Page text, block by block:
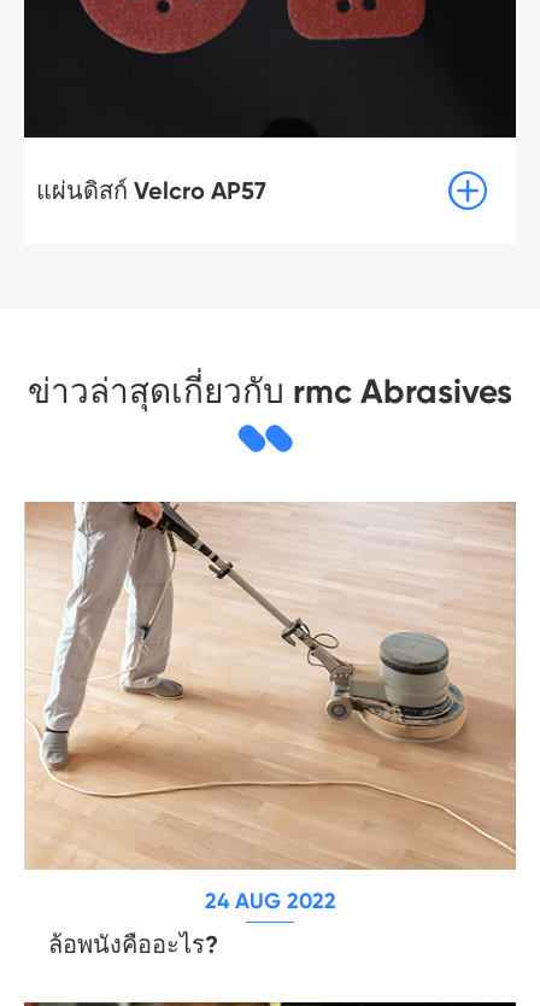
แผ่นดิสก์ Velcro AP57 
ข่าวล่าสุดเกี่ยวกับ rmc Abrasives
24 AUG 2022
ล้อพนังคืออะไร?